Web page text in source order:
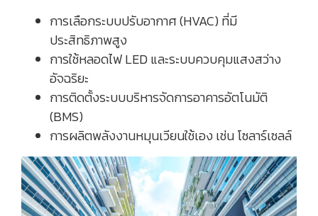
การเลือกระบบปรับอากาศ (HVAC) ที่มี
ประสิทธิภาพสูง
การใช้หลอดไฟ LED และระบบควบคุมแสงสว่าง
อัจฉริยะ
การติดตั้งระบบบริหารจัดการอาคารอัตโนมัติ
(BMS)
การผลิตพลังงานหมุนเวียนใช้เอง เช่น โซลาร์เซลล์